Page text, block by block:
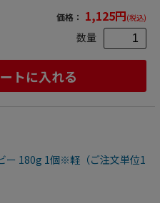
価格： 1,125円(税込)
数量
トに入れる
ー 180g 1個※軽（ご注文単位1